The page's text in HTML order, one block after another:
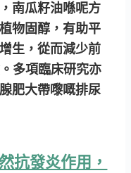
南瓜籽油喺呢方
物固醇，有助平
生，從而減少前
多項臨床研究亦
肥大帶嚟嘅排尿
抗發炎作用，